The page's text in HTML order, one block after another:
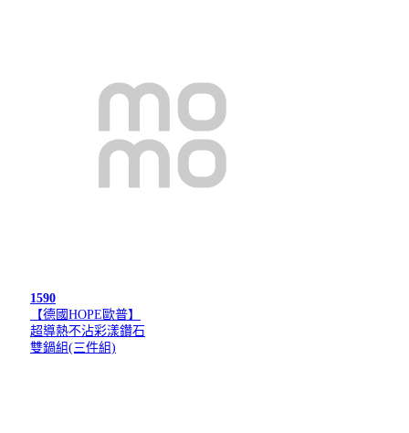
1590
【德國HOPE歐普】
超導熱不沾彩漾鑽石
雙鍋組(三件組)